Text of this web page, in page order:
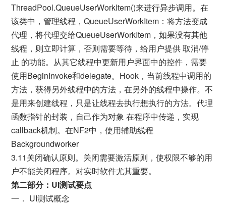
ThreadPool.QueueUserWorkItem()来进行异步调用。在
该类中，管理线程，QueueUserWorkItem：将方法变成
代理，将代理交给QueueUserWorkItem，如果没有其他
线程，则立即计算，否则需要等待，给用户提供 取消/停
止 的功能。从其它线程中更新用户界面中的控件，需要
使用BeginInvoke和delegate。Hook，当前线程中调用的
方法，获得另外线程中的方法，在另外的线程中操作。不
是用来创建线程，只是让线程去执行想执行的方法。代理
函数指针的封装，自己作为对象 在程序中传递，实现
callback机制。在NF2中，使用辅助线程
Backgroundworker
3.11关闭确认原则。关闭需要激活原则，使权限不够的用
户不能关闭程序。对实时软件尤其重要。
第二部分：UI测试要点
一． UI测试概念